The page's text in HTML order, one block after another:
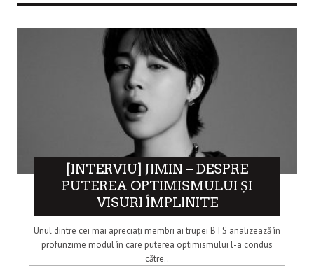
[INTERVIU] JIMIN – DESPRE
PUTEREA OPTIMISMULUI ȘI
VISURI ÎMPLINITE
Unul dintre cei mai apreciați membri ai trupei BTS analizează în
profunzime modul în care puterea optimismului l-a condus
către..